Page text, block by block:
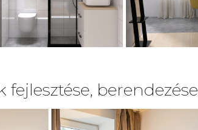
fejlesztése, berendezése